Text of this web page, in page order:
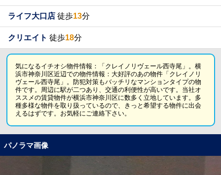
ライフ大口店 徒歩13分
クリエイト 徒歩18分
気になるイチオシ物件情報：「クレイノリヴェール西寺尾」。横
浜市神奈川区近辺での物件情報：大好評のあの物件「クレイノリ
ヴェール西寺尾」。防犯対策もバッチリなマンションタイプの物
件です。周辺に駅が二つあり、交通の利便性が高いです。当社オ
ススメの賃貸物件が横浜市神奈川区に数多く立地しています。多
種多様な物件を取り扱っているので、きっと希望する物件に出会
えるはずです。お気軽にご連絡下さい。
パノラマ画像